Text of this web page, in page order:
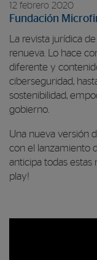
12 febrero 2020
Fundación
La revista jurídica
renueva. Lo hace
diferente y
ciberseguridad,
sostenibilidad,
gobierno.
Una nueva versión
con el lanzamiento
anticipa todas estas
play!